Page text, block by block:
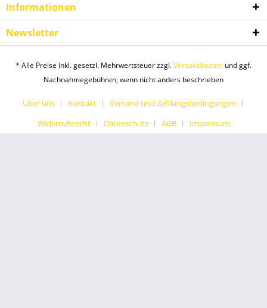
Informationen
Newsletter
* Alle Preise inkl. gesetzl. Mehrwertsteuer zzgl.Versandkosten und ggf.
Nachnahmegebühren, wenn nicht anders beschrieben
Über uns Kontakt
Versand und Zahlungsbedingungen
Widerrufsrecht
Datenschutz AGB Impressum